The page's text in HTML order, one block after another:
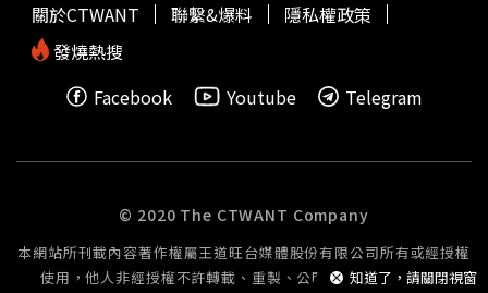
酒駕被逮的第一時間回報部隊，則記兩次小過。懲處出爐後
一個月，林姓連長因此退伍，他狀告蘭指部喊冤，事發時他
且女士官只是移車到附近的停車格，車子一開出去警察就來
銷原處分和訴願決定。北高行認定，軍方內部調查無誤，駁
回林姓連長的訴求。行政訴訟審理期間曾傳喚
她的證詞更成為壓倒駱駝的最後一根稻草，她證稱連長在案
發時打電話給營區人事官，還不准她跟別人說，因此法官判
知道了，請關閉視窗
關於CTWANT 聯繫&爆料
隱私權政策
發燒熱搜
Facebook
Youtube Telegram
© 2020 The CTWANT Company
本網站所刊載內容著作權屬王道旺台媒體股份有限公司所有或經授權
使用，他人非經授權不許轉載、重製、公開播送或公開傳輸。